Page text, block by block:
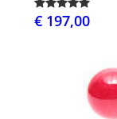
€ 197,00